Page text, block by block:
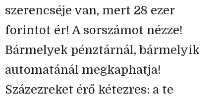
szerencséje van, mert 28 ezer
forintot ér! A sorszámot nézze!
Bármelyek pénztárnál, bármelyik
automatánál megkaphatja!
Százezreket érő kétezres: a te